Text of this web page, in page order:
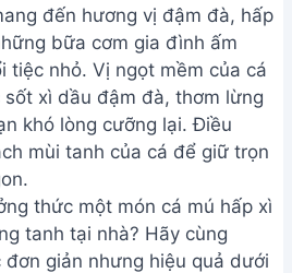
đến hương vị đậm đà, hấp
bữa cơm gia đình ấm
tiệc nhỏ. Vị ngọt mềm của cá
xì dầu đậm đà, thơm lừng
khó lòng cưỡng lại. Điều
mùi tanh của cá để giữ trọn
thức một món cá mú hấp xì
tanh tại nhà? Hãy cùng
giản nhưng hiệu quả dưới